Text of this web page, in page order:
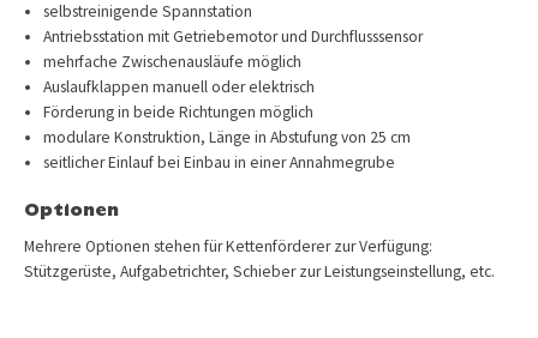
selbstreinigende Spannstation
Antriebsstation mit Getriebemotor und Durchflusssensor
mehrfache Zwischenausläufe möglich
Auslaufklappen manuell oder elektrisch
Förderung in beide Richtungen möglich
modulare Konstruktion, Länge in Abstufung von 25 cm
seitlicher Einlauf bei Einbau in einer Annahmegrube
Optionen
Mehrere Optionen stehen für Kettenförderer zur Verfügung:
Stützgerüste, Aufgabetrichter, Schieber zur Leistungseinstellung, etc.